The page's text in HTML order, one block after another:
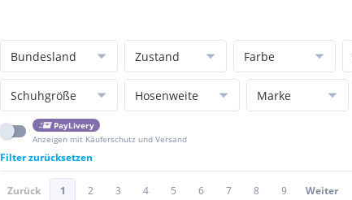
Bundesland Zustand Farbe
Schuhgröße Hosenweite Marke
PayLivery
Anzeigen mit Käuferschutz und Versand
Filter zurücksetzen
Zurück 1 2 3 4 5 6 7 8 9 Weiter